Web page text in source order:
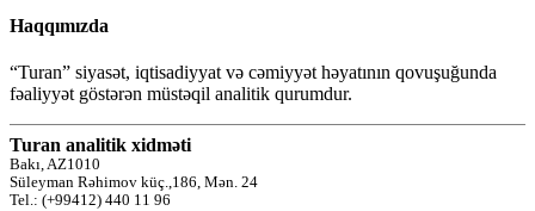
Haqqımızda
“Turan” siyasət, iqtisadiyyat və cəmiyyət həyatının qovuşuğunda
fəaliyyət göstərən müstəqil analitik qurumdur.
Turan analitik xidməti
Bakı, AZ1010
Süleyman Rəhimov küç.,186, Mən. 24
Tel.: (+99412) 440 11 96